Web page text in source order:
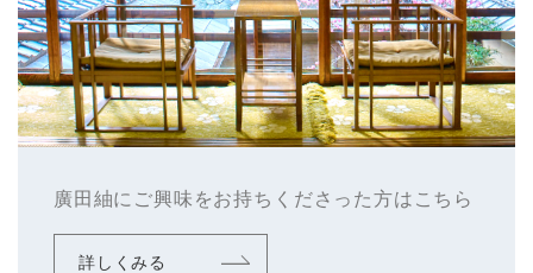
廣田紬にご興味をお持ちくださった方はこちら
詳しくみる